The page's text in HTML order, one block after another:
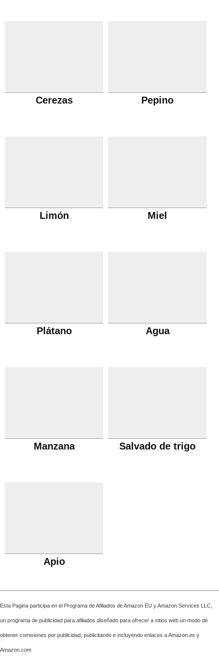
Cerezas Pepino
Limón Miel
Plátano Agua
Manzana Salvado de trigo
Apio
Esta Pagina participa en el Programa de Afiliados de Amazon EU y Amazon Services LLC,
un programa de publicidad para afiliados diseñado para ofrecer a sitios web un modo de
obtener comisiones por publicidad, publicitando e incluyendo enlaces a Amazon.es y
Amazon.com